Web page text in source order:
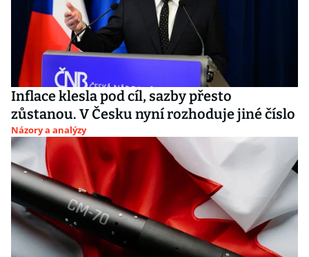
Inflace klesla pod cíl, sazby přesto
zůstanou. V Česku nyní rozhoduje jiné číslo
Názory a analýzy